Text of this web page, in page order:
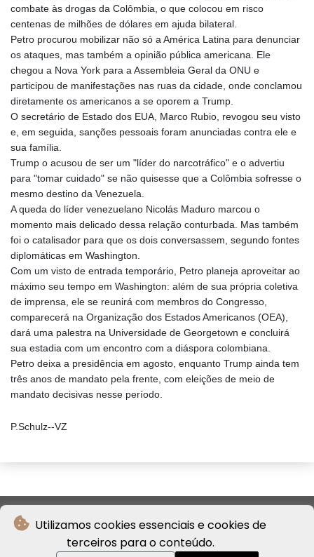
Utilizamos cookies essenciais e cookies de
terceiros para o conteúdo.
combate às drogas da Colômbia, o que colocou em risco
centenas de milhões de dólares em ajuda bilateral.
Petro procurou mobilizar não só a América Latina para denunciar
os ataques, mas também a opinião pública americana. Ele
chegou a Nova York para a Assembleia Geral da ONU e
participou de manifestações nas ruas da cidade, onde conclamou
diretamente os americanos a se oporem a Trump.
O secretário de Estado dos EUA, Marco Rubio, revogou seu visto
e, em seguida, sanções pessoais foram anunciadas contra ele e
sua família.
Trump o acusou de ser um "líder do narcotráfico" e o advertiu
para "tomar cuidado" se não quisesse que a Colômbia sofresse o
mesmo destino da Venezuela.
A queda do líder venezuelano Nicolás Maduro marcou o
momento mais delicado dessa relação conturbada. Mas também
foi o catalisador para que os dois conversassem, segundo fontes
diplomáticas em Washington.
Com um visto de entrada temporário, Petro planeja aproveitar ao
máximo seu tempo em Washington: além de sua própria coletiva
de imprensa, ele se reunirá com membros do Congresso,
comparecerá na Organização dos Estados Americanos (OEA),
dará uma palestra na Universidade de Georgetown e concluirá
sua estadia com um encontro com a diáspora colombiana.
Petro deixa a presidência em agosto, enquanto Trump ainda tem
três anos de mandato pela frente, com eleições de meio de
mandato decisivas nesse período.
P.Schulz--VZ